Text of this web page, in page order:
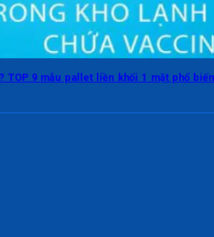
TOP 9 mẫu pallet liền khối 1 mặt phổ biến